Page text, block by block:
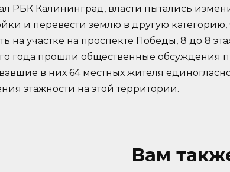
РБК Калининград, власти пытались
и перевести землю в другую
на участке на проспекте Победы, 8 до 8
года прошли общественные обсуждения
в них 64 местных жителя
этажности на этой территории.
Вам